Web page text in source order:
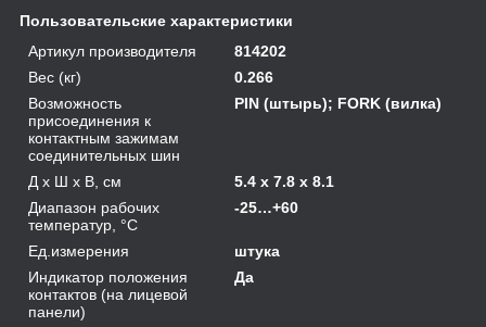
Пользовательские характеристики
Артикул производителя
814202
Вес (кг)
0.266
Возможность
присоединения к
контактным зажимам
соединительных шин
PIN (штырь); FORK (вилка)
Д х Ш х В, см
5.4 x 7.8 x 8.1
Диапазон рабочих
температур, °С
-25…+60
Ед.измерения
штука
Индикатор положения
контактов (на лицевой
панели)
Да